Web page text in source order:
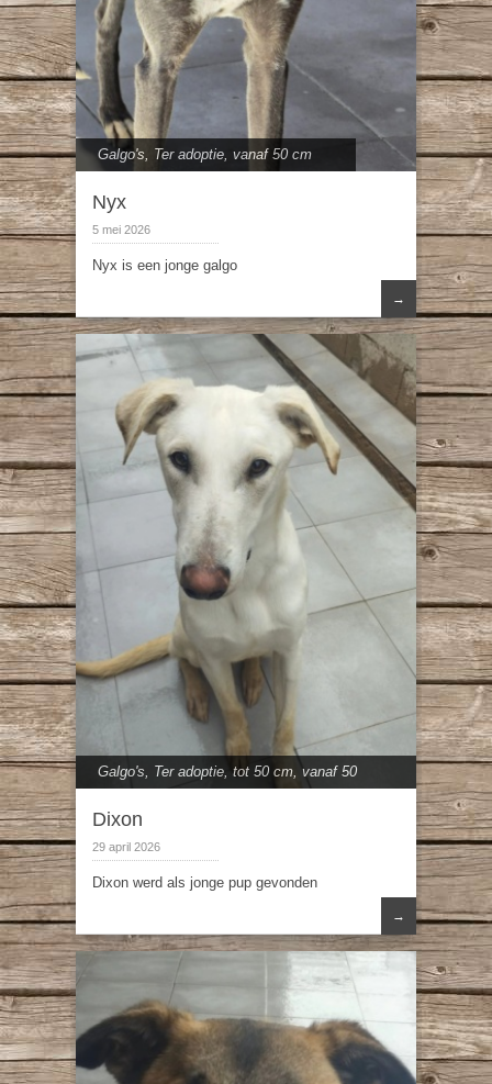
Galgo's, Ter adoptie, vanaf 50 cm
Nyx
5 mei 2026
Nyx is een jonge galgo
→
Galgo's Ter adoptie tot 50 cm vanaf 50
Dixon
29 april 2026
Dixon werd als jonge pup gevonden
→